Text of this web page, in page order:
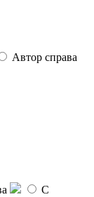
Автор справа
С